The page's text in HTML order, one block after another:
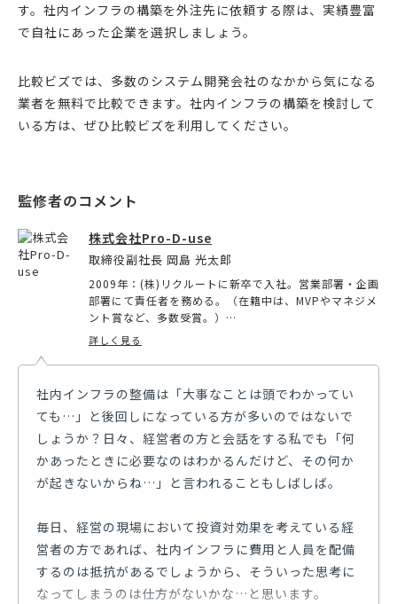
す。社内インフラの構築を外注先に依頼する際は、実績豊富
で自社にあった企業を選択しましょう。
比較ビズでは、多数のシステム開発会社のなかから気になる
業者を無料で比較できます。社内インフラの構築を検討して
いる方は、ぜひ比較ビズを利用してください。
株式会社Pro-D-use
取締役副社長 岡島 光太郎
2009年：(株)リクルートに新卒で入社。営業部署・企画
部署にて責任者を務める。（在籍中は、MVPやマネジメ
ント賞など、多数受賞。）
2013年：(株)データX（旧：フロムスクラッチ）の創業
2014年：アソビュー(株)に転職。その後、営業責任者、
新規事業責任者、事業企画を歴任。
2015年：(株)Pro-D-useを創業。取締役副社長（現任）
に就任。新規事業の立上げ〜収益化、成果を上げる営業
の仕組み作り、採用〜組織の構築、Webマーケティング
を主軸とした売れる仕組み作り、業務システムの導入・
運用、融資を中心とした資金調達〜財務のコンサルティ
ングを得意としている。
小企業の融資代行プロ.com」を運営するなど、一貫し
て中小企業を支援することを生業にしている。
詳しく見る
社内インフラの整備は「大事なことは頭でわかってい
ても…」と後回しになっている方が多いのではないで
しょうか？日々、経営者の方と会話をする私でも「何
かあったときに必要なのはわかるんだけど、その何か
が起きないからね…」と言われることもしばしば。
毎日、経営の現場において投資対効果を考えている経
営者の方であれば、社内インフラに費用と人員を配備
するのは抵抗があるでしょうから、そういった思考に
なってしまうのは仕方がないかな…と思います。